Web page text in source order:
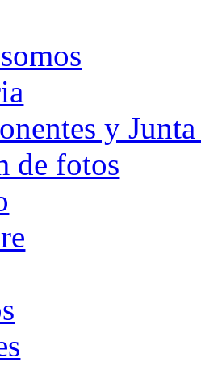
y
de fotos